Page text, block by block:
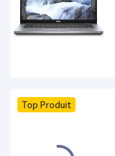
Top Produit